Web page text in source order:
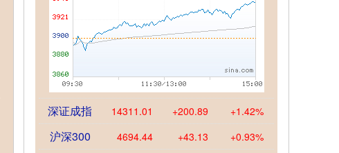
深证成指 14311.01 +200.89 +1.42%
沪深300 4694.44 +43.13 +0.93%